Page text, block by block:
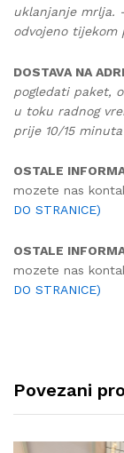
uklanjanje mrlja.
odvojeno tijekom
DOSTAVA NA
pogledati paket,
u toku radnog
prije 10/15
OSTALE
mozete nas
DO STRANICE)
OSTALE
mozete nas
DO STRANICE)
Povezani